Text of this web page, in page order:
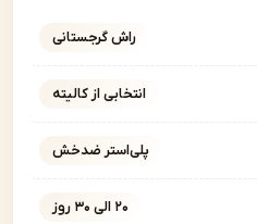
راش گرجستانی
انتخابی از کالیته
پلی‌استر ضدخش